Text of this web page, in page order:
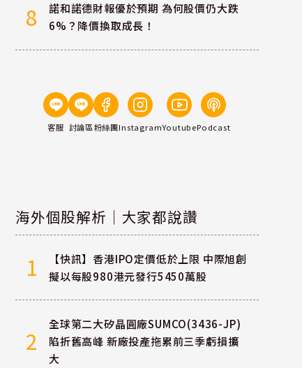
8
諾和諾德財報優於預期 為何股價仍大跌
6%？降價換取成長！
客服 討論區粉絲團InstagramYoutubePodcast
海外個股解析｜大家都說讚
1
【快訊】香港IPO定價低於上限 中際旭創
擬以每股980港元發行5450萬股
2
全球第二大矽晶圓廠SUMCO(3436-JP)
陷折舊高峰 新廠投產拖累前三季虧損擴
大